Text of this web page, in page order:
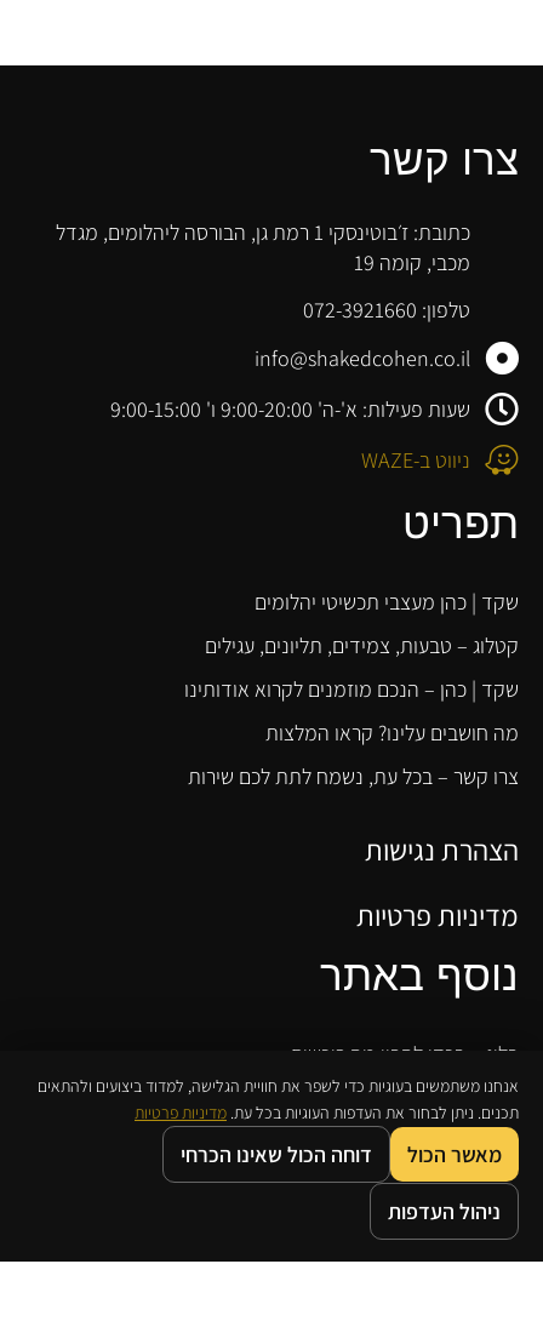
דף הבית
צרו קשר
כתובת: ז׳בוטינסקי 1 רמת גן, הבורסה ליהלומים, מגדל
מכבי, קומה 19
טלפון: 072-3921660
info@shakedcohen.co.il
שעות פעילות: א'-ה' 9:00-20:00 ו' 9:00-15:00
ניווט ב-WAZE
תפריט
שקד | כהן מעצבי תכשיטי יהלומים
קטלוג – טבעות, צמידים, תליונים, עגילים
שקד | כהן – הנכם מוזמנים לקרוא אודותינו
מה חושבים עלינו? קראו המלצות
צרו קשר – בכל עת, נשמח לתת לכם שירות
הצהרת נגישות
מדיניות פרטיות
נוסף באתר
בלוג – בכדי להבין מה רוכשים
גבר! אל תשבור את הראש…
סיבות טובות לבחור שקד | כהן
תכשיטי יהלומים בעיצוב אישי
מדריך מדידת טבעת
אנחנו משתמשים בעוגיות כדי לשפר את חוויית הגלישה, למדוד ביצועים ולהתאים
תכנים. ניתן לבחור את העדפות העוגיות בכל עת. מדיניות פרטיות
מאשר הכול דוחה הכול שאינו הכרחי
ניהול העדפות